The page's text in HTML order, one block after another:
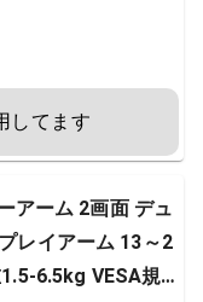
ナログRGB/スピ
3年保証/土日サ
してます
アーム 2画面 デュ
レイアーム 13～2
6.5kg VESA規